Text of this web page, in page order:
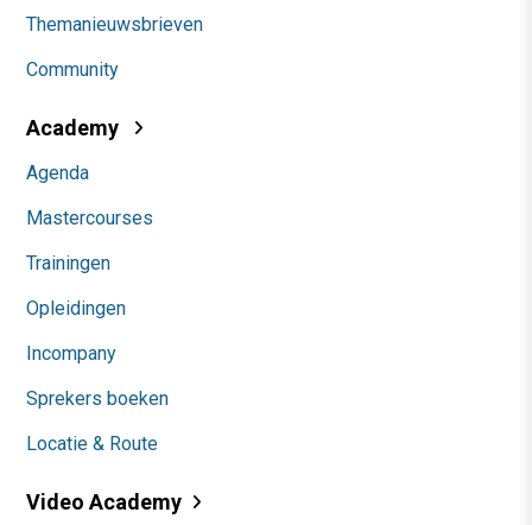
Themanieuwsbrieven
Community
Academy
Agenda
Mastercourses
Trainingen
Opleidingen
Incompany
Sprekers boeken
Locatie & Route
Video Academy